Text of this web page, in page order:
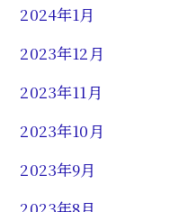
2024年1月
2023年12月
2023年11月
2023年10月
2023年9月